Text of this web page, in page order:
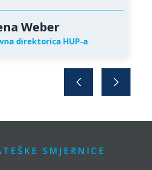
Weber
direktorica HUP-a
SMJERNICE